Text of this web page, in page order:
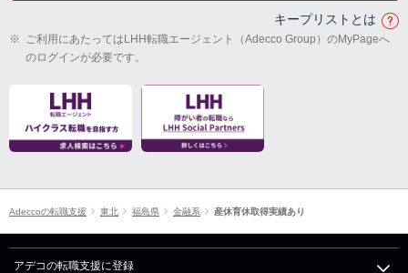
キープリストとは
※ ご利用にあたってはLHH転職エージェント（Adecco Group）のMyPageへ
のログインが必要です。
Adeccoの転職支援 東北 福島県 金融系 産休育休取得実績あり
アデコの転職支援に登録